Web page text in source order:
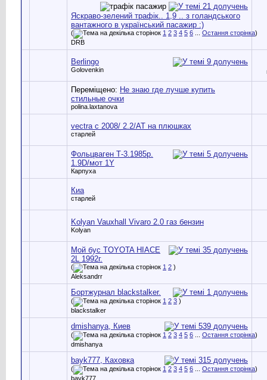
Яскраво-зелений трафік.. 1,9 .. з голандського
вантажного в український пасажир :)
( 1 2 3 4 5 6 Остання сторінка)
DRB
Berlingo
Golovenkin
Переміщено: Не знаю где лучше купить
стильные очки
polina.laxtanova
vectra c 2008/ 2.2/AT на плюшках
старлей
Фольцваген Т-3.1985р.
1.9D/мот 1Y
Карпуха
Киа
старлей
Kolyan Vauxhall Vivaro 2.0 газ бензин
Kolyan
Мой бус TOYOTA HIACE
2L 1992г.
( 1 2 )
Aleksandrr
Бортжурнал blackstalker.
( 1 2 3 )
blackstalker
dmishanya, Киев
( 1 2 3 4 5 6 Остання сторінка)
dmishanya
bayk777, Каховка
( 1 2 3 4 5 6 Остання сторінка)
bayk777